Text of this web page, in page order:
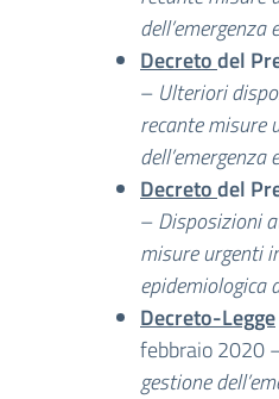
Decretodel
– Ulteriori
recante misure
Decretodel
–Disposizioni
misure urgenti
epidemiologica
Decreto-Legge
febbraio 2020
gestione